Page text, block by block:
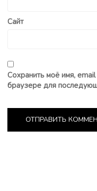
Сайт
Сохранить моё имя,
браузере для